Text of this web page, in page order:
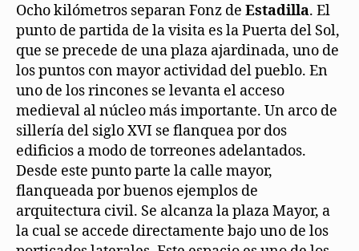
Ocho kilómetros separan Fonz de Estadilla. El
punto de partida de la visita es la Puerta del Sol,
que se precede de una plaza ajardinada, uno de
los puntos con mayor actividad del pueblo. En
uno de los rincones se levanta el acceso
medieval al núcleo más importante. Un arco de
sillería del siglo XVI se flanquea por dos
edificios a modo de torreones adelantados.
Desde este punto parte la calle mayor,
flanqueada por buenos ejemplos de
arquitectura civil. Se alcanza la plaza Mayor, a
la cual se accede directamente bajo uno de los